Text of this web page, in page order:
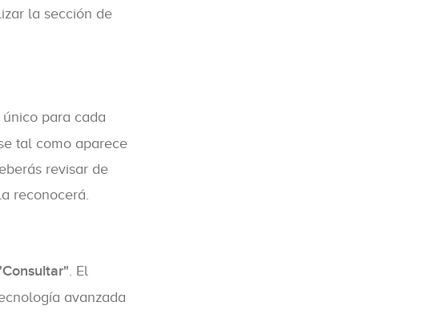
la sección de
para cada
tal como aparece
revisar de
reconocerá.
. El
avanzada